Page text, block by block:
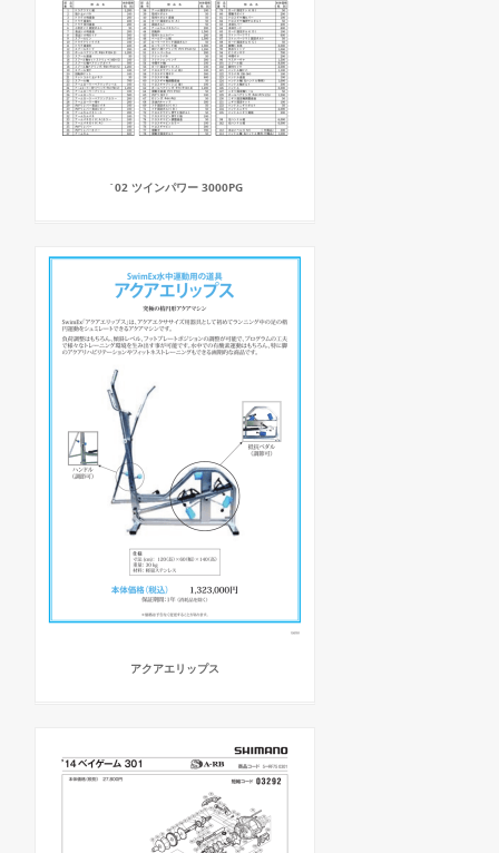
`02 ツインパワー 3000PG
アクアエリップス